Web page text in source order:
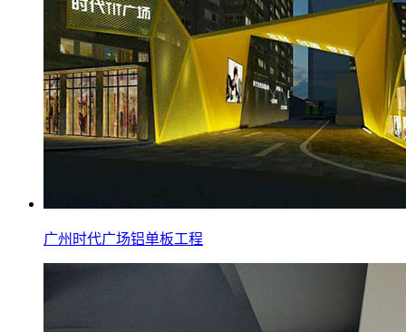
广州时代广场铝单板工程